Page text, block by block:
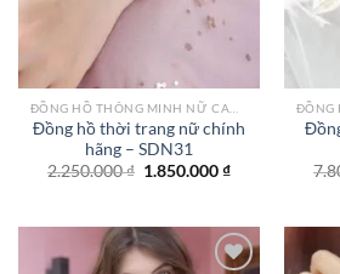
Đồng hồ thời trang nữ chính
hãng – SDN31
2.250.000₫ Giá
1.850.000₫Giá
1.850.000 ₫.